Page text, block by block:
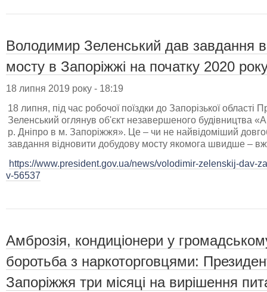
Володимир Зеленський дав завдання
мосту в Запоріжжі на початку 2020
18 липня 2019 року - 18:19
18 липня, під час робочої поїздки до Запорізької
Зеленський оглянув об'єкт незавершеного будівництва
р. Дніпро в м. Запоріжжя». Це – чи не найвідоміший
завдання відновити добудову мосту якомога швидше –
https://www.president.gov.ua/news/volodimir-zelenskij-dav-
v-56537
Амброзія, кондиціонери у
боротьба з наркоторговцями:
Запоріжжя три місяці на вирішення